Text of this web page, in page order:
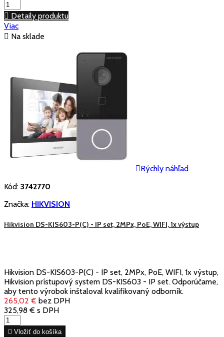
 Detaily produktu
Viac
 Na sklade
Rýchly náhľad
Kód: 3742770
Značka: HIKVISION
Hikvision DS-KIS603-P(C) - IP set, 2MPx, PoE, WIFI, 1x výstup
Hikvision DS-KIS603-P(C) - IP set, 2MPx, PoE, WIFI, 1x výstup,
Hikvision prístupový system DS-KIS603 - IP set. Odporúčame,
aby tento výrobok inštaloval kvalifikovaný odborník.
265,02 € bez DPH
325,98 € s DPH
 Vložiť do košíka